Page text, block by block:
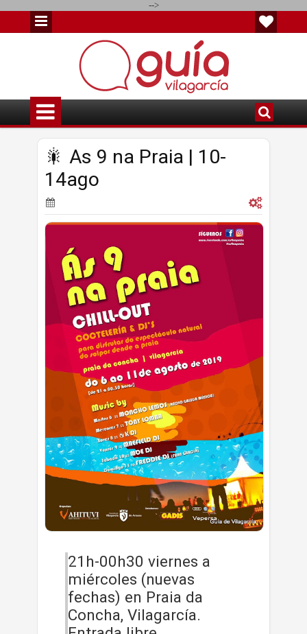
-->
🎇 As 9 na Praia | 10-
14ago
21h-00h30 viernes a
miércoles (nuevas
fechas) en Praia da
Concha, Vilagarcía.